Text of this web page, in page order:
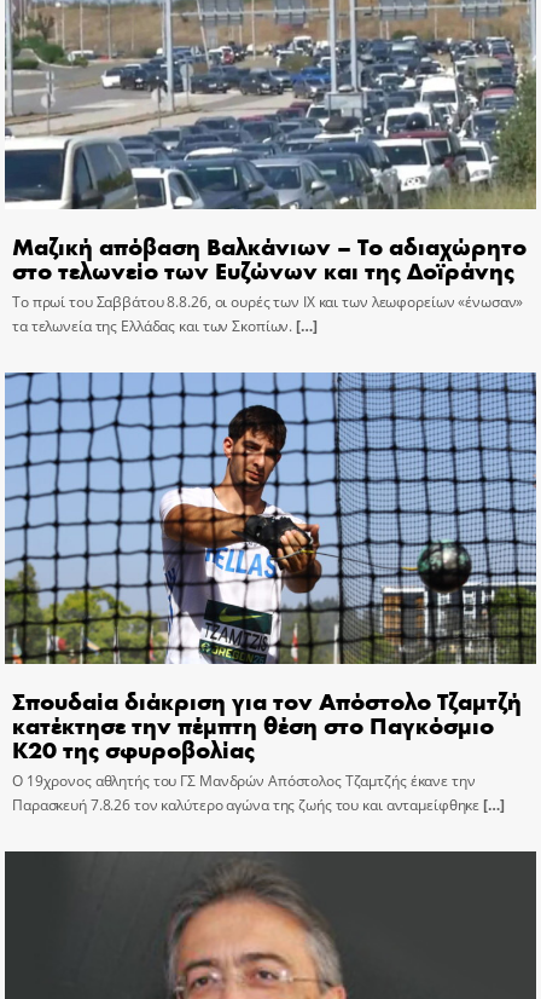
Μαζική απόβαση Βαλκάνιων – Το αδιαχώρητο
στο τελωνείο των Ευζώνων και της Δοϊράνης
Το πρωί του Σαββάτου 8.8.26, οι ουρές των ΙΧ και των λεωφορείων «ένωσαν»
τα τελωνεία της Ελλάδας και των Σκοπίων.[…]
Σπουδαία διάκριση για τον Απόστολο Τζαμτζή
κατέκτησε την πέμπτη θέση στο Παγκόσμιο
Κ20 της σφυροβολίας
Ο 19χρονος αθλητής του ΓΣ Μανδρών Απόστολος Τζαμτζής έκανε την
Παρασκευή 7.8.26 τον καλύτερο αγώνα της ζωής του και ανταμείφθηκε[…]